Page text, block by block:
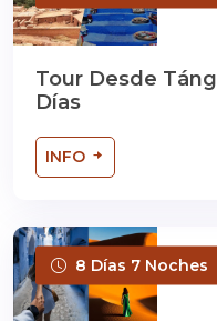
Tour Desde
Días
INFO
8 Días 7 Noches